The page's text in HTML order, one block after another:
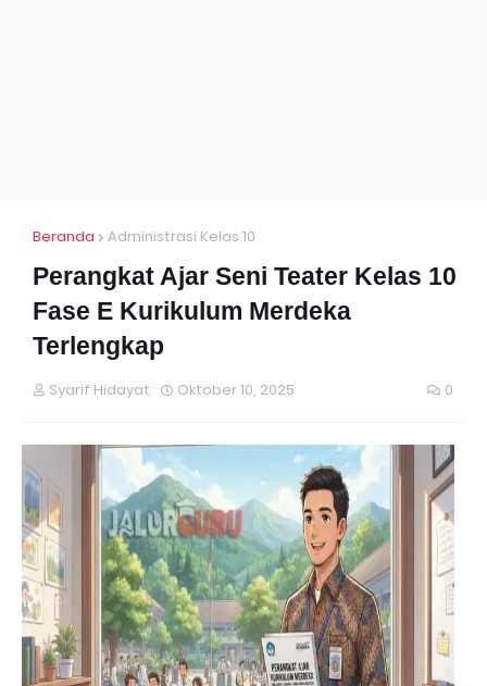
Beranda Administrasi Kelas 10
Perangkat Ajar Seni Teater Kelas 10
Fase E Kurikulum Merdeka
Terlengkap
Syarif Hidayat Oktober 10, 2025 0